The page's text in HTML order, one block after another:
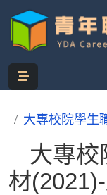
到
主
要
內
大專校院學生
大專校
材